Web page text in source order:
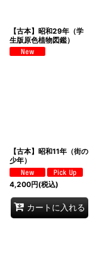
【古本】昭和29年（学
生版原色植物図鑑）
【古本】昭和11年（街の
少年）
4,200円(税込)
カートに入れる